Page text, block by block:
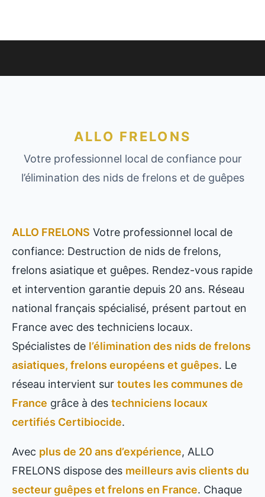
ALLO FRELONS
Votre professionnel local de confiance pour
l’élimination des nids de frelons et de guêpes
ALLO FRELONS Votre professionnel local de
confiance: Destruction de nids de frelons,
frelons asiatique et guêpes. Rendez-vous rapide
et intervention garantie depuis 20 ans. Réseau
national français spécialisé, présent partout en
France avec des techniciens locaux.
Spécialistes de l’élimination des nids de frelons
asiatiques, frelons européens et guêpes. Le
réseau intervient sur toutes les communes de
France grâce à des techniciens locaux
certifiés Certibiocide.
Avec plus de 20 ans d’expérience, ALLO
FRELONS dispose des meilleurs avis clients du
secteur guêpes et frelons en France. Chaque